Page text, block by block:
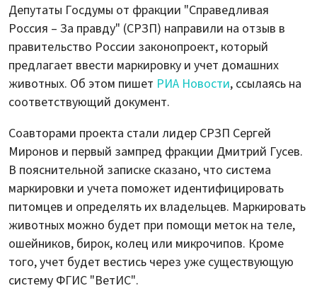
Депутаты Госдумы от фракции "Справедливая
Россия – За правду" (СРЗП) направили на отзыв в
правительство России законопроект, который
предлагает ввести маркировку и учет домашних
животных. Об этом пишет РИА Новости, ссылаясь на
соответствующий документ.
Соавторами проекта стали лидер СРЗП Сергей
Миронов и первый зампред фракции Дмитрий Гусев.
В пояснительной записке сказано, что система
маркировки и учета поможет идентифицировать
питомцев и определять их владельцев. Маркировать
животных можно будет при помощи меток на теле,
ошейников, бирок, колец или микрочипов. Кроме
того, учет будет вестись через уже существующую
систему ФГИС "ВетИС".